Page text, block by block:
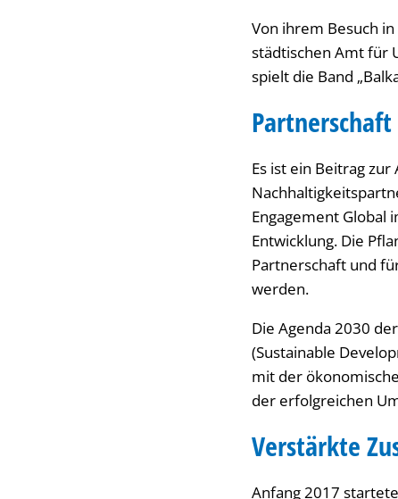
Von ihrem Besuch
städtischen Amt für
spielt die Band
Es ist ein Beitrag
Engagement
Entwicklung. Die
Partnerschaft und
werden.
Die Agenda 2030
(Sustainable
mit der
der erfolgreichen
Verstärkte
Anfang 2017